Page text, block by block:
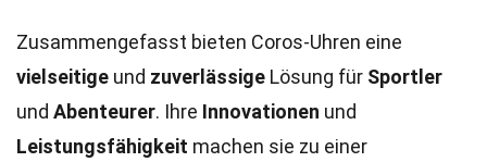
Zusammengefasst bieten Coros-Uhren eine
vielseitige und zuverlässige Lösung für Sportler
und Abenteurer. Ihre Innovationen und
Leistungsfähigkeit machen sie zu einer